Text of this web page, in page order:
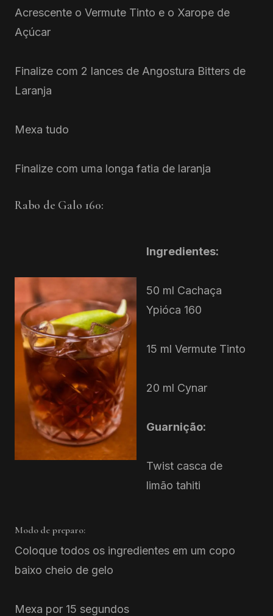
Acrescente o Vermute Tinto e o Xarope de
Açúcar
Finalize com 2 lances de Angostura Bitters de
Laranja
Mexa tudo
Finalize com uma longa fatia de laranja
Rabo de Galo 160:
Ingredientes:
50 ml Cachaça
Ypióca 160
15 ml Vermute Tinto
20 ml Cynar
Guarnição:
Twist casca de
limão tahiti
Modo de preparo:
Coloque todos os ingredientes em um copo
baixo cheio de gelo
Mexa por 15 segundos